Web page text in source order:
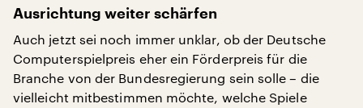
Ausrichtung weiter schärfen
Auch jetzt sei noch immer unklar, ob der Deutsche
Computerspielpreis eher ein Förderpreis für die
Branche von der Bundesregierung sein solle – die
vielleicht mitbestimmen möchte, welche Spiele